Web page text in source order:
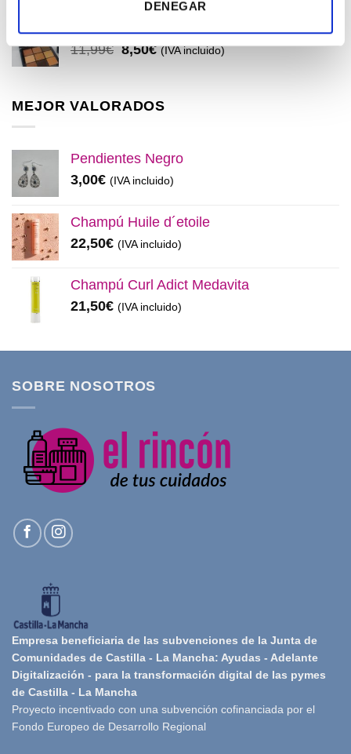
DENEGAR
precio
32,99€.
precio
28,50€.
Maquíllate
11,99€ El
era:
8,50€El
es:
(IVA incluido)
MEJOR VALORADOS
Pendientes Negro
3,00€ (IVA incluido)
Champú Huile d´etoile
22,50€ (IVA incluido)
Champú Curl Adict Medavita
21,50€ (IVA incluido)
SOBRE NOSOTROS
Empresa beneficiaria de las subvenciones de la Junta de
Comunidades de Castilla - La Mancha: Ayudas - Adelante
Digitalización - para la transformación digital de las pymes
de Castilla - La Mancha
Proyecto incentivado con una subvención cofinanciada por el
Fondo Europeo de Desarrollo Regional